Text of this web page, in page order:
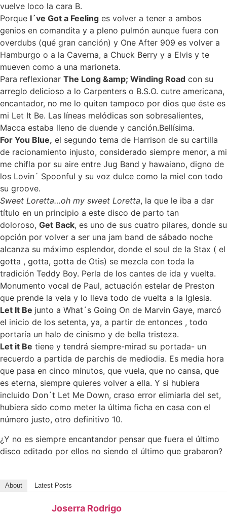
vuelve loco la cara B.
Porque I´ve Got a Feeling es volver a tener a ambos
genios en comandita y a pleno pulmón aunque fuera con
overdubs (qué gran canción) y One After 909 es volver a
Hamburgo o a la Caverna, a Chuck Berry y a Elvis y te
mueven como a una marioneta.
Para reflexionar The Long &amp; Winding Road con su
arreglo delicioso a lo Carpenters o B.S.O. cutre americana,
encantador, no me lo quiten tampoco por dios que éste es
mi Let It Be. Las líneas melódicas son sobresalientes,
Macca estaba lleno de duende y canción.Bellísima.
For You Blue, el segundo tema de Harrison de su cartilla
de racionamiento injusto, considerado siempre menor, a mi
me chifla por su aire entre Jug Band y hawaiano, digno de
los Lovin´ Spoonful y su voz dulce como la miel con todo
su groove.
Sweet Loretta…oh my sweet Loretta, la que le iba a dar
título en un principio a este disco de parto tan
doloroso, Get Back, es uno de sus cuatro pilares, donde su
opción por volver a ser una jam band de sábado noche
alcanza su máximo esplendor, donde el soul de la Stax ( el
gotta , gotta, gotta de Otis) se mezcla con toda la
tradición Teddy Boy. Perla de los cantes de ida y vuelta.
Monumento vocal de Paul, actuación estelar de Preston
que prende la vela y lo lleva todo de vuelta a la Iglesia.
Let It Be junto a What´s Going On de Marvin Gaye, marcó
el inicio de los setenta, ya, a partir de entonces , todo
portaría un halo de cinismo y de bella tristeza.
Let it Be tiene y tendrá siempre-mirad su portada- un
recuerdo a partida de parchis de mediodia. Es media hora
que pasa en cinco minutos, que vuela, que no cansa, que
es eterna, siempre quieres volver a ella. Y si hubiera
incluido Don´t Let Me Down, craso error elimiarla del set,
hubiera sido como meter la última ficha en casa con el
número justo, otro definitivo 10.
¿Y no es siempre encantandor pensar que fuera el último
disco editado por ellos no siendo el último que grabaron?
About Latest Posts
Joserra Rodrigo